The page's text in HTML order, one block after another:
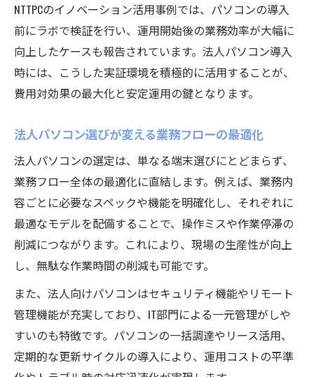
NTTPCのイノベーション活用事例では、パソコンの導入
前にラボで検証を行い、運用開始後の業務効率が大幅に
向上したケースも報告されています。法人パソコン導入
時には、こうした実証環境を積極的に活用することが、
費用対効果の最大化と安定運用の鍵となります。
法人パソコン選びが変える業務フローの最適化
法人パソコンの選定は、単なる端末選びにとどまらず、
業務フロー全体の最適化に直結します。例えば、業務内
容ごとに必要なスペックや機能を明確化し、それぞれに
最適なモデルを配備することで、操作ミスや作業停滞の
削減につながります。これにより、現場の生産性が向上
し、無駄な作業時間の削減も可能です。
また、法人向けパソコンはセキュリティ機能やリモート
管理機能が充実しており、IT部門による一元管理がしや
すいのも特徴です。パソコンの一括調達やリース活用、
定期的な更新サイクルの導入により、運用コストの平準